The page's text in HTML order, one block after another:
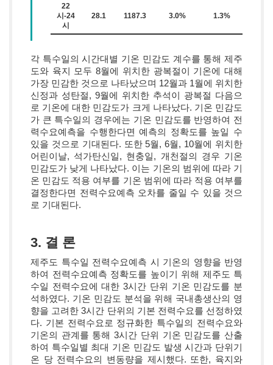
22
시-24
시
28.1 1187.3 3.0% 1.3%
각 특수일의 시간대별 기온 민감도 계수를 통해 제주
도와 육지 모두 8월에 위치한 광복절이 기온에 대해
가장 민감한 것으로 나타났으며 12월과 1월에 위치한
신정과 성탄절, 9월에 위치한 추석이 광복절 다음으
로 기온에 대한 민감도가 크게 나타났다. 기온 민감도
가 큰 특수일의 경우에는 기온 민감도를 반영하여 전
력수요예측을 수행한다면 예측의 정확도를 높일 수
있을 것으로 기대된다. 또한 5월, 6월, 10월에 위치한
어린이날, 석가탄신일, 현충일, 개천절의 경우 기온
민감도가 낮게 나타났다. 이는 기온의 범위에 따라 기
온 민감도 적용 여부를 기온 범위에 따라 적용 여부를
결정한다면 전력수요예측 오차를 줄일 수 있을 것으
로 기대된다.
3. 결 론
제주도 특수일 전력수요예측 시 기온의 영향을 반영
하여 전력수요예측 정확도를 높이기 위해 제주도 특
수일 전력수요에 대한 3시간 단위 기온 민감도를 분
석하였다. 기온 민감도 분석을 위해 국내총생산의 영
향을 고려한 3시간 단위의 기본 전력수요를 선정하였
다. 기본 전력수요로 정규화한 특수일의 전력수요와
기온의 관계를 통해 3시간 단위 기온 민감도를 산출
하여 특수일별 최대 기온 민감도 발생 시간과 단위기
온 당 전력수요의 변동량을 제시했다. 또한, 육지와